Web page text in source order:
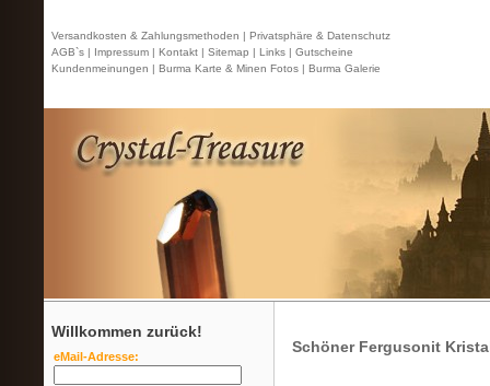
Versandkosten & Zahlungsmethoden | Privatsphäre & Datenschutz
AGB`s | Impressum | Kontakt | Sitemap | Links | Gutscheine
Kundenmeinungen | Burma Karte & Minen Fotos | Burma Galerie
Willkommen zurück!
eMail-Adresse:
Schöner Fergusonit